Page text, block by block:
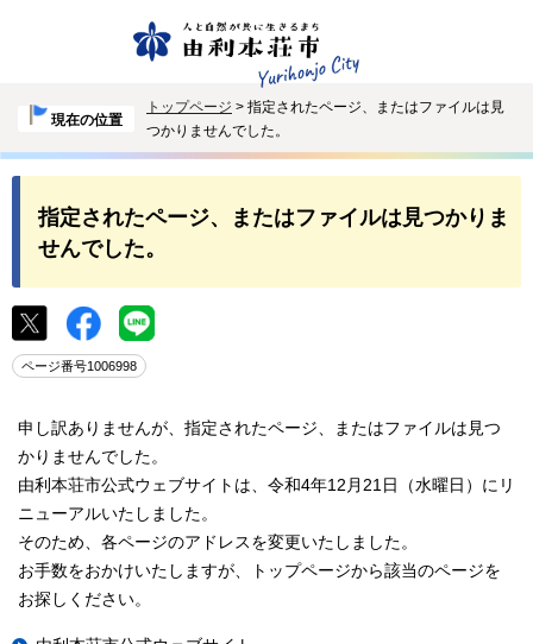
現在の位置
トップページ > 指定されたページ、またはファイルは見
つかりませんでした。
指定されたページ、またはファイルは見つかりま
せんでした。
ページ番号1006998
申し訳ありませんが、指定されたページ、またはファイルは見つ
かりませんでした。
由利本荘市公式ウェブサイトは、令和4年12月21日（水曜日）にリ
ニューアルいたしました。
そのため、各ページのアドレスを変更いたしました。
お手数をおかけいたしますが、トップページから該当のページを
お探しください。